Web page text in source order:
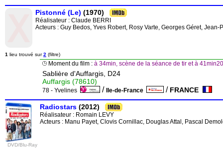
Pistonné (Le) (1970)
Réalisateur : Claude BERRI
Acteurs : Guy Bedos, Yves Robert, Rosy Varte, Georges Géret,
1 lieu trouvé sur2 (filtre)
Moment du film : à 34min, scène de la séance de tir et à
Sablière d'Auffargis, D24
Auffargis (78610)
78 - Yvelines / Ile-de-France / FRANCE
DVD/Blu-Ray
Radiostars (2012)
Réalisateur : Romain LEVY
Acteurs : Manu Payet, Clovis Cornillac, Douglas Attal, Pascal